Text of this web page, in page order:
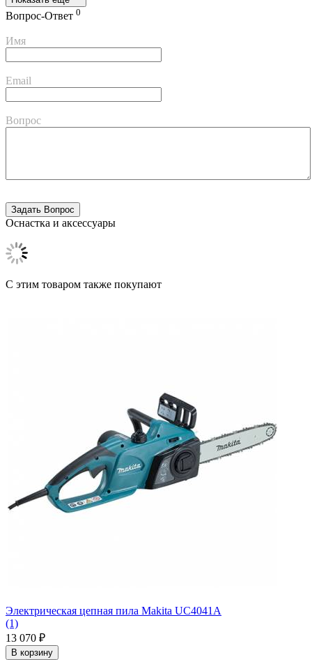
Вопрос-Ответ 0
Имя
Email
Вопрос
Оснастка и аксессуары
C этим товаром также покупают
Электрическая цепная пила Makita UC4041A
(1)
13 070 ₽
В корзину